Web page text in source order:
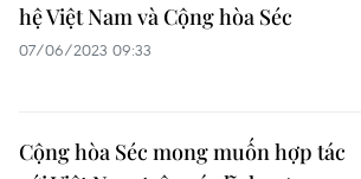
hệ Việt Nam và Cộng hòa Séc
07/06/2023 09:33
Cộng hòa Séc mong muốn hợp tác